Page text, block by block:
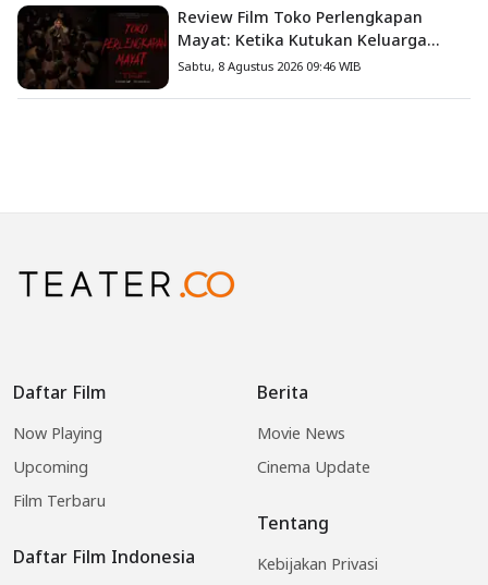
Review Film Toko Perlengkapan
Mayat: Ketika Kutukan Keluarga
Menjadi Sumber Teror yang
Sabtu, 8 Agustus 2026 09:46 WIB
Daftar Film
Now Playing
Upcoming
Film Terbaru
Daftar Film Indonesia
Berita
Movie News
Cinema Update
Tentang
Kebijakan Privasi